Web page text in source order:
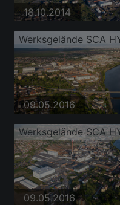
18.10.2014
09.05.2016
09.05.2016